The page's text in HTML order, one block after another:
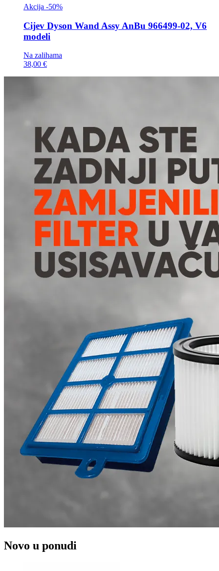
Akcija -50%
Cijev Dyson Wand Assy AnBu 966499-02, V6
modeli
Na zalihama
38,00 €
Novo u ponudi